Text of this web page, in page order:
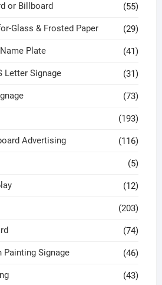
or Billboard (55)
Glass & Frosted Paper (29)
Plate (41)
Letter Signage (31)
(73)
(193)
Advertising (116)
(5)
(12)
(203)
(74)
Signage (46)
(43)